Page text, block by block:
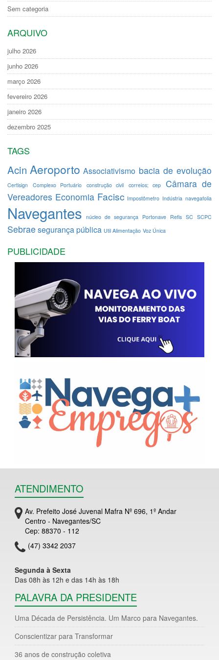
Sem categoria
ARQUIVO
julho 2026
junho 2026
março 2026
fevereiro 2026
janeiro 2026
dezembro 2025
TAGS
Acin Aeroporto Associativismo bacia de evolução
Certisign Complexo Portuário construção civil correios; cep
Câmara de
Vereadores Economia Facisc Impostômetro Indústria navegafolia
Navegantes núcleo de segurança Portonave Refis SC SCPC
Sebrae segurança pública Util Alimentação Voz Única
PUBLICIDADE
ATENDIMENTO
Av. Prefeito José Juvenal Mafra Nº 696, 1º Andar
Centro - Navegantes/SC
Cep: 88370 - 112
(47) 3342 2037
Segunda à Sexta
Das 08h às 12h e das 14h às 18h
PALAVRA DA PRESIDENTE
Uma Década de Persistência. Um Marco para Navegantes.
Conscientizar para Transformar
36 anos de construção coletiva